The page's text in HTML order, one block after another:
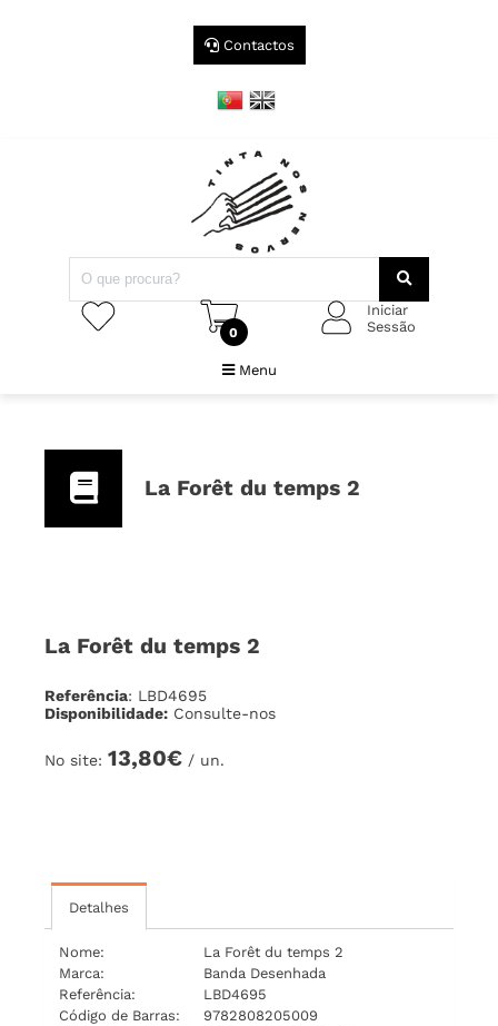
Contactos
0
Iniciar
Sessão
Menu
La Forêt du temps 2
La Forêt du temps 2
Referência: LBD4695
Disponibilidade: Consulte-nos
No site: 13,80€ / un.
Detalhes
Nome:
La Forêt du temps 2
Marca:
Banda Desenhada
Referência:
LBD4695
Código de Barras:
9782808205009